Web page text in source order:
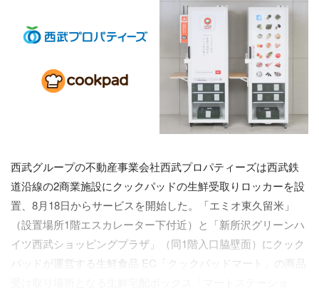
西武グループの不動産事業会社西武プロパティーズは西武鉄
道沿線の2商業施設にクックパッドの生鮮受取りロッカーを設
置、8月18日からサービスを開始した。「エミオ東久留米」
（設置場所1階エスカレーター下付近）と「新所沢グリーンハ
イツ西武ショッピングプラザ」（同1階入口脇壁面）にクック
パッドが運営する生鮮食品 EC「クックパッドマート」の商品